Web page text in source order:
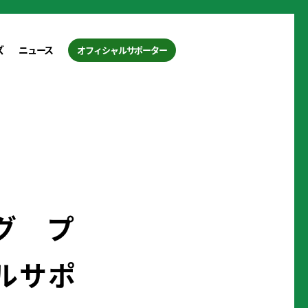
ニュース オフィシャルサポーター
プ
サポ